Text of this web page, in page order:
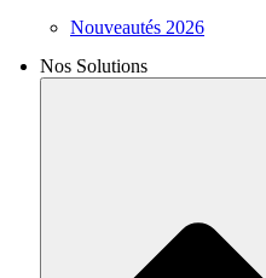
Nouveautés 2026
Nos Solutions